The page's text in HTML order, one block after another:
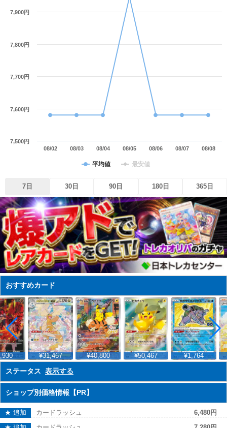
平均値 最安値
08/02 08/03 08/04 08/05 08/06 08/07 08/08
7,500円
7,600円
7,700円
7,800円
7,900円
7日 30日 90日 180日 365日
おすすめカード
¥31,467 ¥40,800 ¥50,467 ¥1,764
ステータス 表示する
ショップ別価格情報【PR】
★ 追加 カードラッシュ
6,480円